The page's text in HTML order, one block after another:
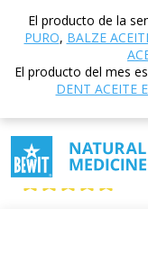
El producto de la
PURO, BALZE
El producto del mes es
DENT ACEITE
Inicio Tienda
esenciales
Get Up
Mezcla 100% pura
CTEO®
5